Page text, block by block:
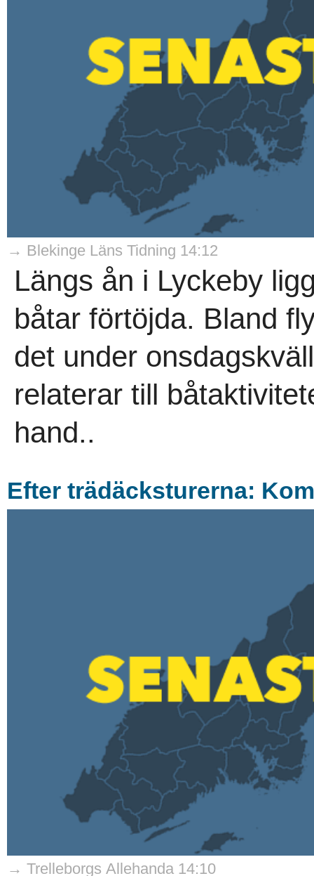
→ Blekinge Läns Tidning 14:12
Längs ån i Lyckeby
båtar förtöjda. Bland
det under
relaterar till
hand..
Efter trädäcksturerna:
→ Trelleborgs Allehanda 14:10